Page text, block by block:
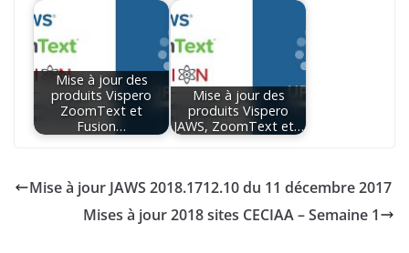
Mise à jour des
produits Vispero
ZoomText et
Fusion…
Mise à jour des
produits Vispero
JAWS, ZoomText et…
Mise à jour JAWS 2018.1712.10 du 11 décembre 2017
Mises à jour 2018 sites CECIAA – Semaine 1